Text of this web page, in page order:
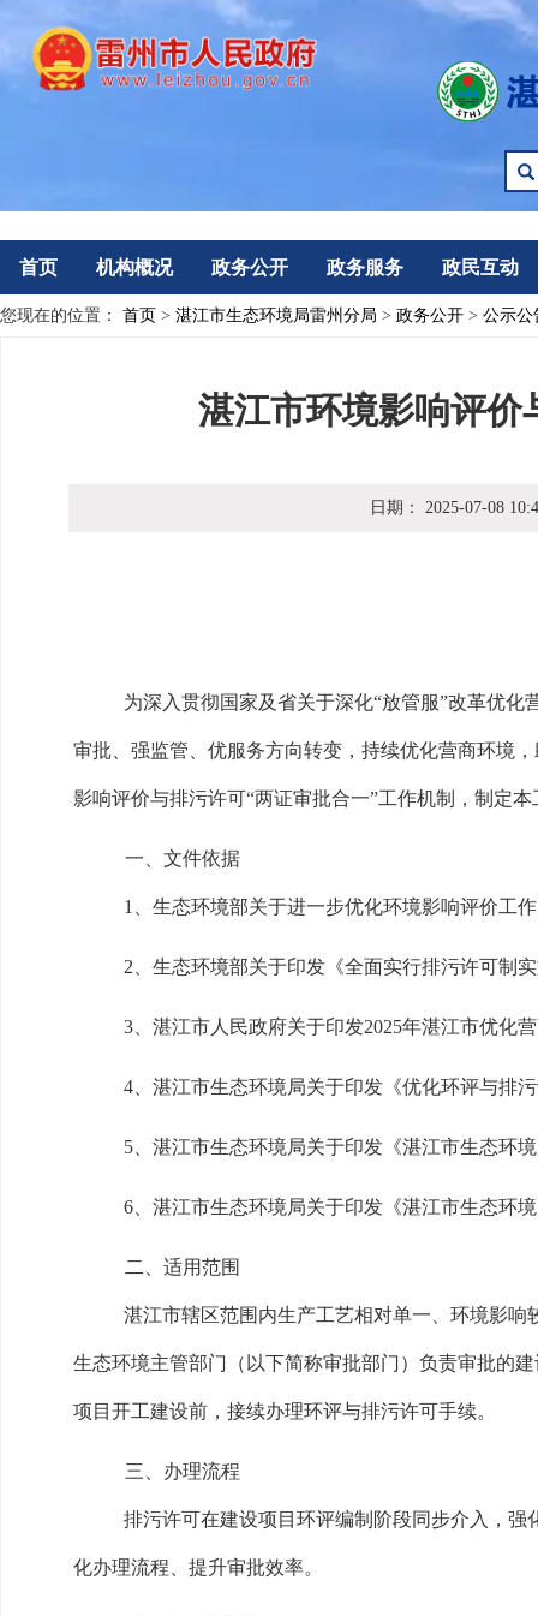
首页 机构概况 政务公开 政务服务 政民互动
您现在的位置： 首页 > 湛江市生态环境局雷州分局 > 政务公开 > 公示公
湛江市环境影响评价
日期： 2025-07-08
为深入贯彻国家及省关于深化“放管服”改革优
审批、强监管、优服务方向转变，持续优化营商环境
影响评价与排污许可“两证审批合一”工作机制，制定
一、文件依据
1、生态环境部关于进一步优化环境影响评价工
2、生态环境部关于印发《全面实行排污许可制
3、湛江市人民政府关于印发2025年湛江市优化
4、湛江市生态环境局关于印发《优化环评与排
5、湛江市生态环境局关于印发《湛江市生态环
6、湛江市生态环境局关于印发《湛江市生态环
二、适用范围
湛江市辖区范围内生产工艺相对单一、环境影
生态环境主管部门（以下简称审批部门）负责审批的
项目开工建设前，接续办理环评与排污许可手续。
三、办理流程
排污许可在建设项目环评编制阶段同步介入，
化办理流程、提升审批效率。